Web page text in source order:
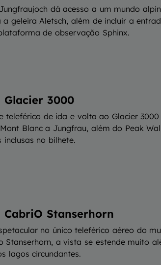
dá acesso a um mundo
geleira Aletsch, além de incluir a
de observação Sphinx.
Glacier 3000
teleférico de ida e volta ao Glacier
Blanc a Jungfrau, além do Peak
inclusas no bilhete.
CabriO Stanserhorn
no único teleférico aéreo do
Stanserhorn, a vista se estende muito
lagos circundantes.